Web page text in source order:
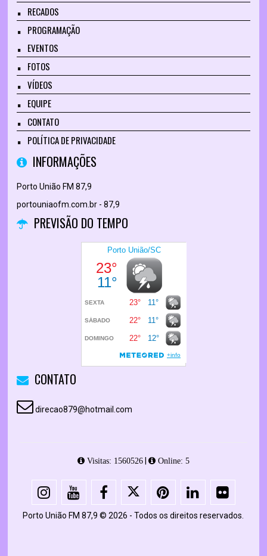
RECADOS
PROGRAMAÇÃO
EVENTOS
FOTOS
VÍDEOS
EQUIPE
CONTATO
POLÍTICA DE PRIVACIDADE
INFORMAÇÕES
Porto União FM 87,9
portouniaofm.com.br - 87,9
PREVISÃO DO TEMPO
CONTATO
direcao879@hotmail.com
Visitas: 1560526| Online: 5
Porto União FM 87,9 © 2026 - Todos os direitos reservados.